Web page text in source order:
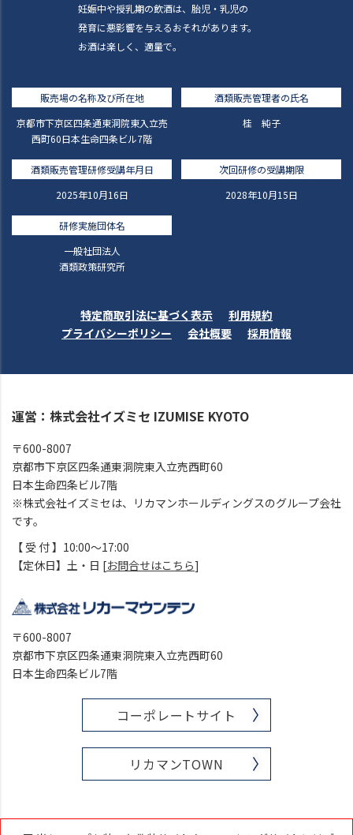
妊娠中や授乳期の飲酒は、胎児・乳児の
発育に悪影響を与えるおそれがあります。
お酒は楽しく、適量で。
販売場の名称及び所在地
京都市下京区四条通東洞院東入立売
西町60日本生命四条ビル7階
酒類販売管理者の氏名
桂 純子
酒類販売管理研修受講年月日
2025年10月16日
次回研修の受講期限
2028年10月15日
研修実施団体名
一般社団法人
酒類政策研究所
特定商取引法に基づく表示
利用規約
プライバシーポリシー
会社概要 採用情報
運営：株式会社イズミセ IZUMISE KYOTO
〒600-8007
京都市下京区四条通東洞院東入立売西町60
日本生命四条ビル7階
※株式会社イズミセは、リカマンホールディングスのグループ会社
です。
【 受 付 】10:00～17:00
【定休日】土・日 [お問合せはこちら]
〒600-8007
京都市下京区四条通東洞院東入立売西町60
日本生命四条ビル7階
コーポレートサイト
リカマンTOWN